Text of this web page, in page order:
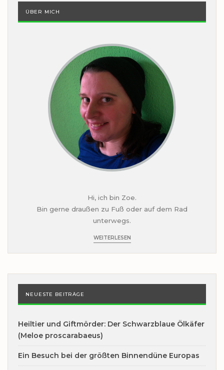
ÜBER MICH
Hi, ich bin Zoe.
Bin gerne draußen zu Fuß oder auf dem Rad
unterwegs.
WEITERLESEN
NEUESTE BEITRÄGE
Heiltier und Giftmörder: Der Schwarzblaue Ölkäfer
(Meloe proscarabaeus)
Ein Besuch bei der größten Binnendüne Europas